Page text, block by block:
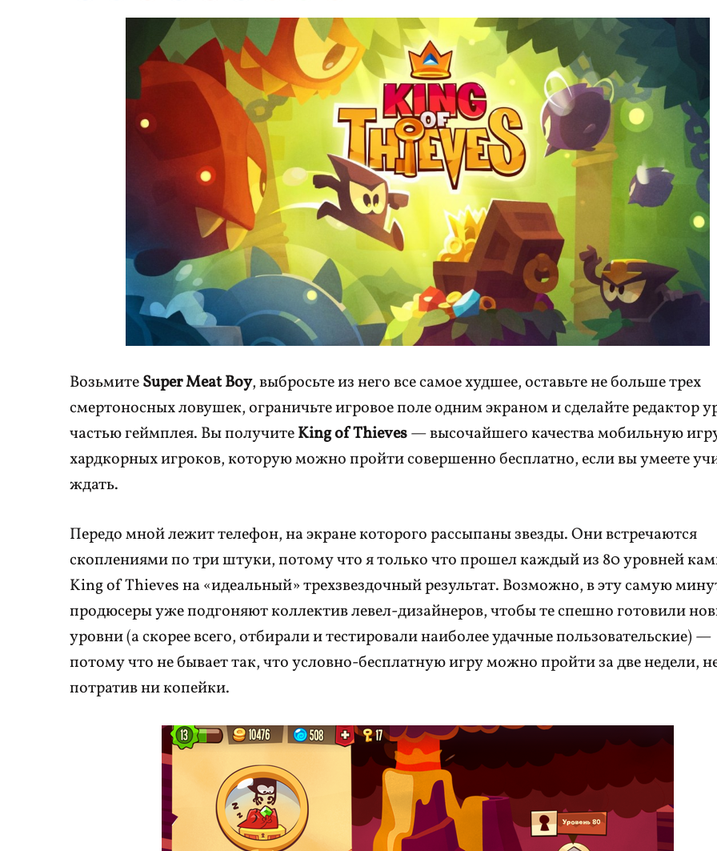
ВозьмитеSuper Meat Boy, выбросьте из него все самое худшее, оставьте не больше трех
смертоносных ловушек, ограничьте игровое поле одним экраном и сделайте редактор
частью геймплея. Вы получитеKing of Thieves— высочайшего качества мобильную
хардкорных игроков, которую можно пройти совершенно бесплатно, если вы умеете
ждать.
Передо мной лежит телефон, на экране которого рассыпаны звезды. Они встречаются
скоплениями по три штуки, потому что я только что прошел каждый из 80 уровней
King of Thieves на «идеальный» трехзвездочный результат. Возможно, в эту самую
продюсеры уже подгоняют коллектив левел-дизайнеров, чтобы те спешно готовили
уровни (а скорее всего, отбирали и тестировали наиболее удачные пользовательские) —
потому что не бывает так, что условно-бесплатную игру можно пройти за две недели,
потратив ни копейки.